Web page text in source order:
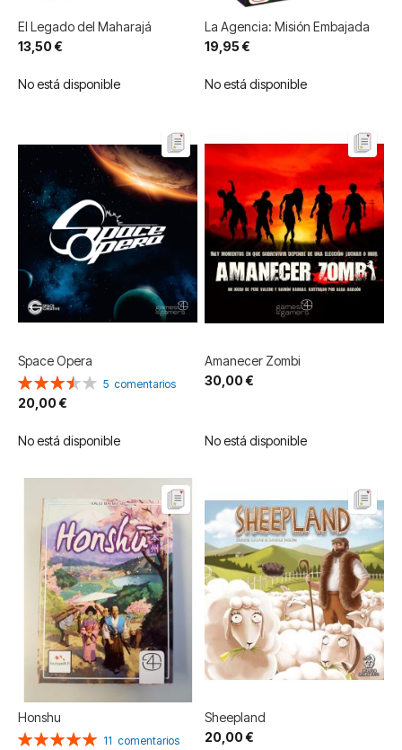
El Legado del Maharajá
13,50 €
No está disponible
La Agencia: Misión Embajada
19,95 €
No está disponible
Space Opera
Valoración:
70%
5 comentarios
20,00 €
No está disponible
Amanecer Zombi
30,00 €
No está disponible
Honshu
Valoración:
11 comentarios
Sheepland
20,00 €